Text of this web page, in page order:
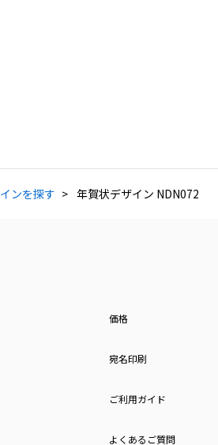
ンを探す 年賀状デザイン NDN072
価格
宛名印刷
ご利用ガイド
よくあるご質問